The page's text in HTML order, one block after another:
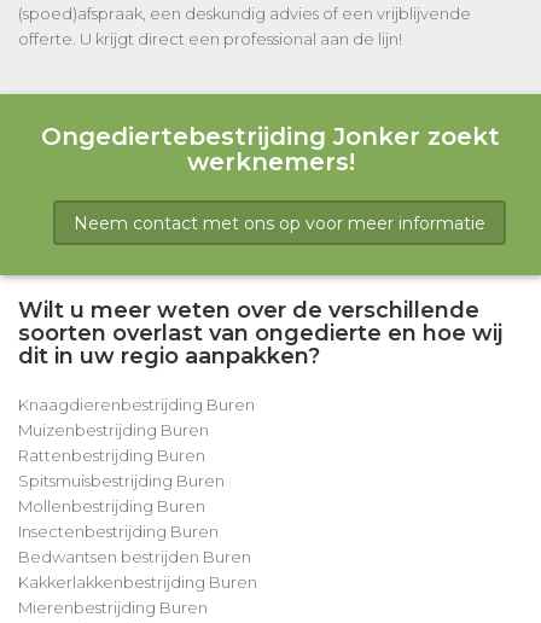
(spoed)afspraak, een deskundig advies of een vrijblijvende
offerte. U krijgt direct een professional aan de lijn!
Ongediertebestrijding Jonker zoekt
werknemers!
Neem contact met ons op voor meer informatie
Wilt u meer weten over de verschillende
soorten overlast van ongedierte en hoe wij
dit in uw regio aanpakken?
Knaagdierenbestrijding Buren
Muizenbestrijding Buren
Rattenbestrijding Buren
Spitsmuisbestrijding Buren
Mollenbestrijding Buren
Insectenbestrijding Buren
Bedwantsen bestrijden Buren
Kakkerlakkenbestrijding Buren
Mierenbestrijding Buren